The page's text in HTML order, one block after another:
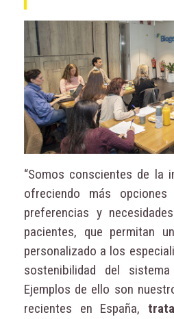
“Somos conscientes de la
ofreciendo más
preferencias y
pacientes, que permitan
personalizado a los
sostenibilidad del
Ejemplos de ello son
recientes en España,